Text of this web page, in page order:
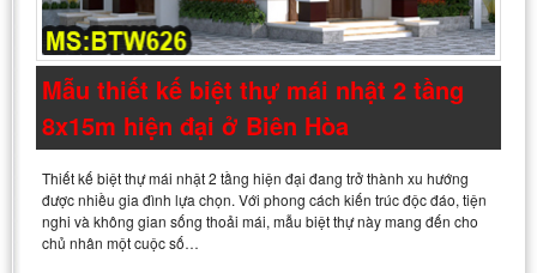
Mẫu thiết kế biệt thự mái nhật 2 tầng
8x15m hiện đại ở Biên Hòa
Thiết kế biệt thự mái nhật 2 tầng hiện đại đang trở thành xu hướng
được nhiều gia đình lựa chọn. Với phong cách kiến trúc độc đáo, tiện
nghi và không gian sống thoải mái, mẫu biệt thự này mang đến cho
chủ nhân một cuộc số…